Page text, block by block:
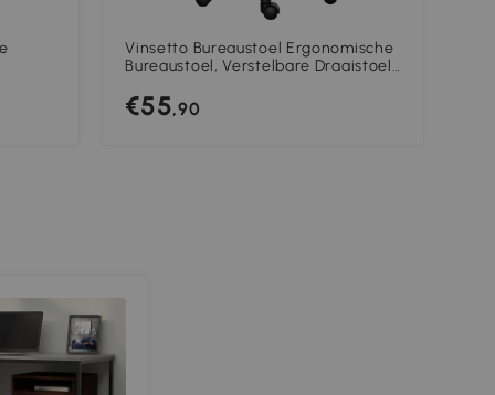
Vinsetto Bureaustoel Ergonomische
Bureaustoel, Verstelbare Draaistoel,
€55,90